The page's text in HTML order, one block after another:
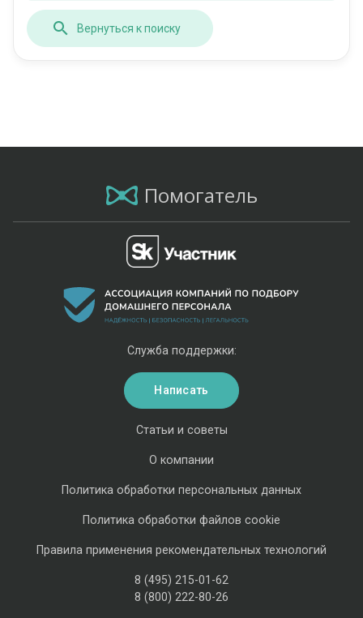
Вернуться к поиску
Помогатель
Статьи и советы
О компании
Политика обработки персональных данных
Политика обработки файлов cookie
Правила применения рекомендательных технологий
8 (495) 215-01-62
8 (800) 222-80-26
Служба поддержки:
Написать